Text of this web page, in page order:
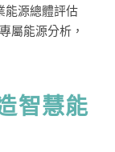
能源總體評估
屬能源分析，
智慧能